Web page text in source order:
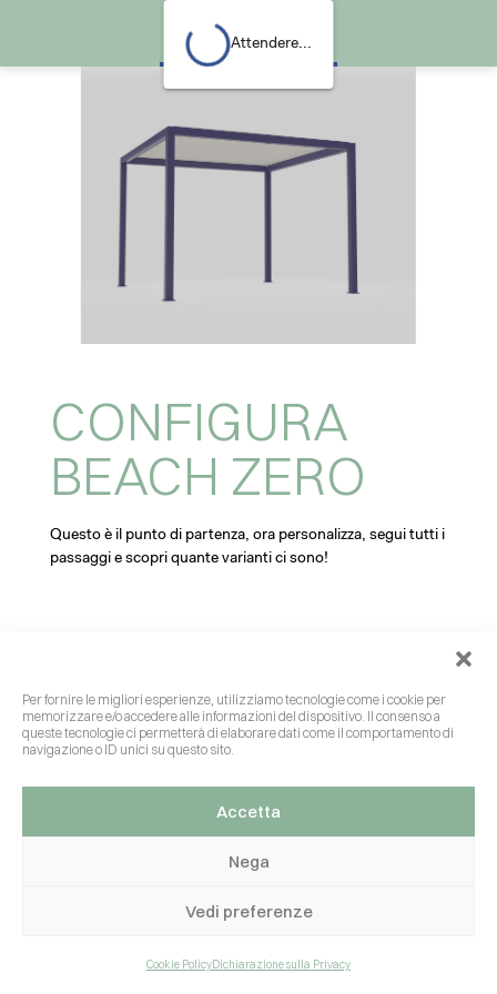
Per fornire le migliori esperienze, utilizziamo tecnologie come i cookie per
memorizzare e/o accedere alle informazioni del dispositivo. Il consenso a
queste tecnologie ci permetterà di elaborare dati come il comportamento di
navigazione o ID unici su questo sito.
Accetta
Nega
Vedi preferenze
Cookie PolicyDichiarazione sulla Privacy
CONFIGURA BEACH ZERO
CONFIGURA
BEACH ZERO
Questo è il punto di partenza, ora personalizza, segui tutti i
passaggi e scopri quante varianti ci sono!
Attendere...